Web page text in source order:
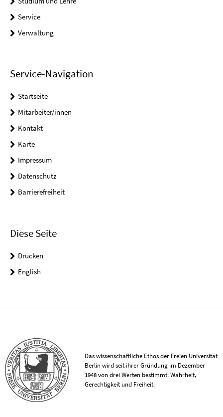
Service
Verwaltung
Service-Navigation
Startseite
Mitarbeiter/innen
Kontakt
Karte
Impressum
Datenschutz
Barrierefreiheit
Diese Seite
Drucken
English
Das wissenschaftliche Ethos der Freien Universität
Berlin wird seit ihrer Gründung im Dezember
1948 von drei Werten bestimmt: Wahrheit,
Gerechtigkeit und Freiheit.